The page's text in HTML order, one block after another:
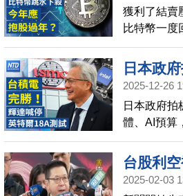
｜輝達
時尚之
獲利了結賣
比特幣一度
股，相對穩
不動產投資
積電擴大熊
的冬季奧運
隊服，也成
日本政
｜黃金
美台關
18A搶單
2025-12-26
日本政府
體、AI預算
黃金、白銀
有望突破
致共識，待
台股利
作
2025-02-03